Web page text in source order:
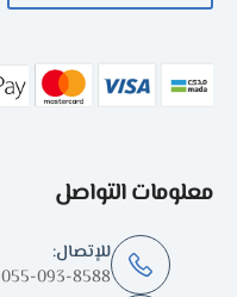
معلومات التواصل
للإتصال:
055-093-8588